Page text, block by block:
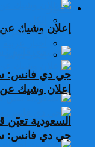
إعلان وشيك عن اتفاق لـ60 يوماً بين
جي دي فانس:
السعودية تعيّن
أخبار
أخبار العراق
إعلان وشيك عن اتفاق لـ60 يوماً بين
جي دي فانس: